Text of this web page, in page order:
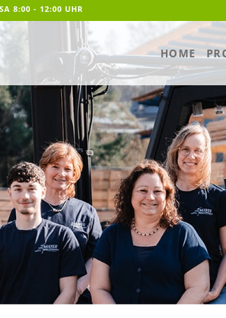
8:00 - 12:00 UHR
HOME